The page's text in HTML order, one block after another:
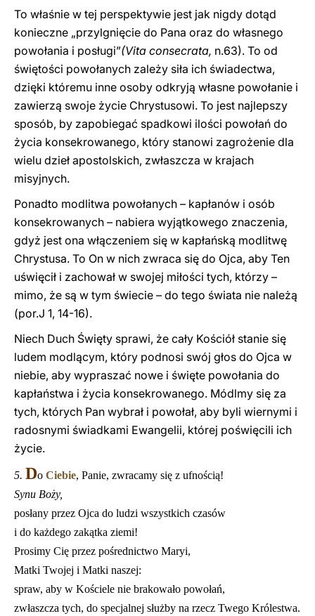
To właśnie w tej perspektywie jest jak nigdy dotąd
konieczne „przylgnięcie do Pana oraz do własnego
powołania i posługi”(Vita consecrata, n.63). To od
świętości powołanych zależy siła ich świadectwa,
dzięki któremu inne osoby odkryją własne powołanie i
zawierzą swoje życie Chrystusowi. To jest najlepszy
sposób, by zapobiegać spadkowi ilości powołań do
życia konsekrowanego, który stanowi zagrożenie dla
wielu dzieł apostolskich, zwłaszcza w krajach
misyjnych.
Ponadto modlitwa powołanych – kapłanów i osób
konsekrowanych – nabiera wyjątkowego znaczenia,
gdyż jest ona włączeniem się w kapłańską modlitwę
Chrystusa. To On w nich zwraca się do Ojca, aby Ten
uświęcił i zachował w swojej miłości tych, którzy –
mimo, że są w tym świecie – do tego świata nie należą
(por.J 1, 14-16).
Niech Duch Święty sprawi, że cały Kościół stanie się
ludem modlącym, który podnosi swój głos do Ojca w
niebie, aby wypraszać nowe i święte powołania do
kapłaństwa i życia konsekrowanego. Módlmy się za
tych, których Pan wybrał i powołał, aby byli wiernymi i
radosnymi świadkami Ewangelii, której poświęcili ich
życie.
5. Do Ciebie, Panie, zwracamy się z ufnością!
Synu Boży,
posłany przez Ojca do ludzi wszystkich czasów
i do każdego zakątka ziemi!
Prosimy Cię przez pośrednictwo Maryi,
Matki Twojej i Matki naszej:
spraw, aby w Kościele nie brakowało powołań,
zwłaszcza tych, do specjalnej służby na rzecz Twego Królestwa.